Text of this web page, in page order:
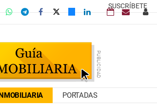
SUSCRÍBETE
PORTADAS